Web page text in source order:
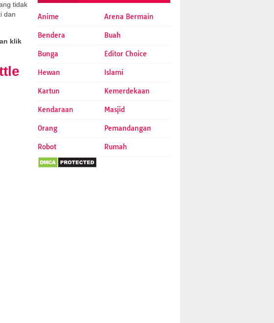
tidak
dan
klik
Anime Arena Bermain
Bendera Buah
Bunga Editor Choice
Hewan Islami
Kartun Kemerdekaan
Kendaraan Masjid
Orang Pemandangan
Robot Rumah